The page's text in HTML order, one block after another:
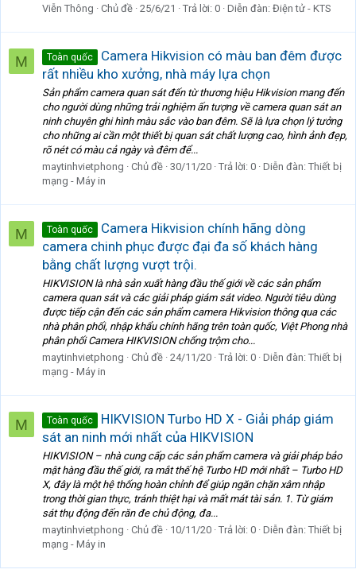
Viễn Thông
Chủ đề 25/6/21 Trả lời: 0 Diễn đàn: Điện tử - KTS
M Toàn quốc
Camera Hikvision có màu ban đêm được
rất nhiều kho xưởng, nhà máy lựa chọn
Sản phẩm camera quan sát đến từ thương hiệu Hikvision mang đến
cho người dùng những trải nghiệm ấn tượng về camera quan sát an
ninh chuyên ghi hình màu sắc vào ban đêm. Sẽ là lựa chọn lý tưởng
cho những ai cần một thiết bị quan sát chất lượng cao, hình ảnh đẹp,
rõ nét có màu cả ngày và đêm để...
maytinhvietphong
Chủ đề 30/11/20 Trả lời: 0 Diễn đàn: Thiết bị
mạng - Máy in
M Toàn quốc
Camera Hikvision chính hãng dòng
camera chinh phục được đại đa số khách hàng
bằng chất lượng vượt trội.
HIKVISION là nhà sản xuất hàng đầu thế giới về các sản phẩm
camera quan sát và các giải pháp giám sát video. Người tiêu dùng
được tiếp cận đến các sản phẩm camera Hikvision thông qua các
nhà phân phối, nhập khẩu chính hãng trên toàn quốc, Việt Phong nhà
phân phối Camera HIKVISION chống trộm cho...
maytinhvietphong
Chủ đề 24/11/20 Trả lời: 0 Diễn đàn: Thiết bị
mạng - Máy in
M Toàn quốc
HIKVISION Turbo HD X - Giải pháp giám
sát an ninh mới nhất của HIKVISION
HIKVISION – nhà cung cấp các sản phẩm camera và giải pháp bảo
mật hàng đầu thế giới, ra mắt thế hệ Turbo HD mới nhất – Turbo HD
X, đây là một hệ thống hoàn chỉnh để giúp ngăn chặn xâm nhập
trong thời gian thực, tránh thiệt hại và mất mát tài sản. 1. Từ giám
sát thụ động đến răn đe chủ động, đa...
maytinhvietphong
Chủ đề 10/11/20 Trả lời: 0 Diễn đàn: Thiết bị
mạng - Máy in